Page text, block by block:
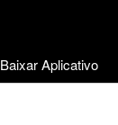
Baixar Aplicativo